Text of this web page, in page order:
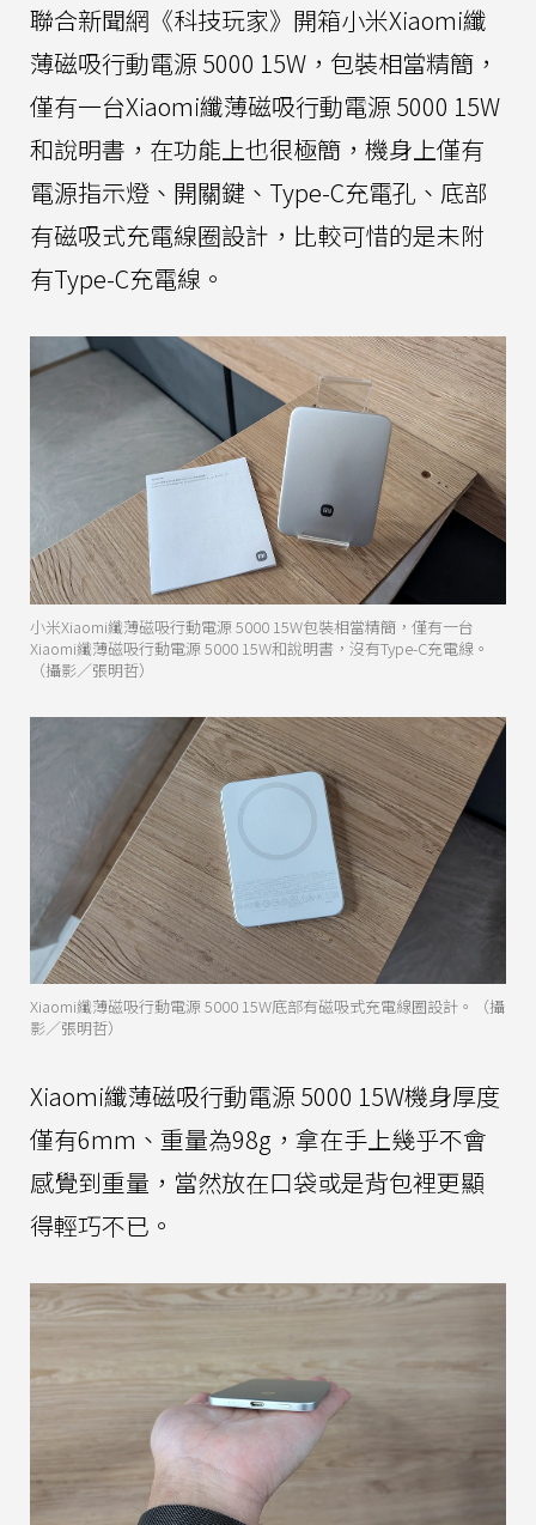
聯合新聞網《科技玩家》開箱小米Xiaomi纖
薄磁吸行動電源 5000 15W，包裝相當精簡，
僅有一台Xiaomi纖薄磁吸行動電源 5000 15W
和說明書，在功能上也很極簡，機身上僅有
電源指示燈、開關鍵、Type-C充電孔、底部
有磁吸式充電線圈設計，比較可惜的是未附
有Type-C充電線。
小米Xiaomi纖薄磁吸行動電源 5000 15W包裝相當精簡，僅有一台
Xiaomi纖薄磁吸行動電源 5000 15W和說明書，沒有Type-C充電線。
（攝影／張明哲）
Xiaomi纖薄磁吸行動電源 5000 15W底部有磁吸式充電線圈設計。（攝
影／張明哲）
Xiaomi纖薄磁吸行動電源 5000 15W機身厚度
僅有6mm、重量為98g，拿在手上幾乎不會
感覺到重量，當然放在口袋或是背包裡更顯
得輕巧不已。